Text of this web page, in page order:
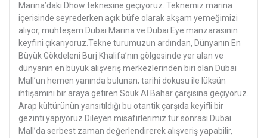
Marina’daki Dhow teknesine geçiyoruz. Teknemiz marina
içerisinde seyrederken açık büfe olarak akşam yemeğimizi
alıyor, muhteşem Dubai Marina ve Dubai Eye manzarasının
keyfini çıkarıyoruz.Tekne turumuzun ardından, Dünyanın En
Büyük Gökdeleni Burj Khalifa’nın gölgesinde yer alan ve
dünyanın en büyük alışveriş merkezlerinden biri olan Dubai
Mall’un hemen yanında bulunan; tarihi dokusu ile lüksün
ihtişamını bir araya getiren Souk Al Bahar çarşısına geçiyoruz.
Arap kültürünün yansıtıldığı bu otantik çarşıda keyifli bir
gezinti yapıyoruz.Dileyen misafirlerimiz tur sonrası Dubai
Mall’da serbest zaman değerlendirerek alışveriş yapabilir,